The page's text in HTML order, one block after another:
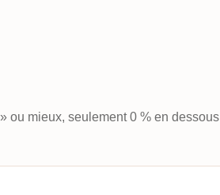
ou mieux, seulement 0 % en dessous